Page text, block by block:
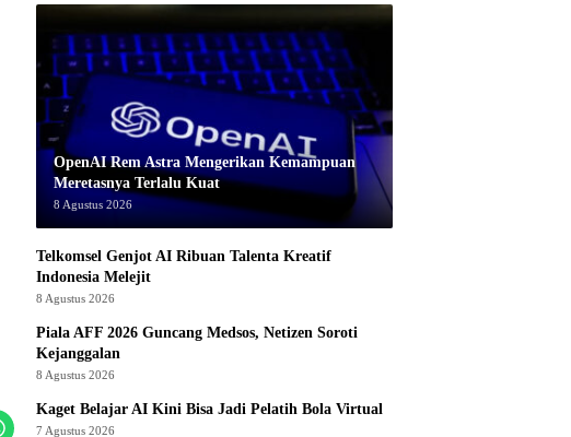
OpenAI Rem Astra Mengerikan Kemampuan
Meretasnya Terlalu Kuat
8 Agustus 2026
Telkomsel Genjot AI Ribuan Talenta Kreatif
Indonesia Melejit
8 Agustus 2026
Piala AFF 2026 Guncang Medsos, Netizen Soroti
Kejanggalan
8 Agustus 2026
Kaget Belajar AI Kini Bisa Jadi Pelatih Bola Virtual
7 Agustus 2026